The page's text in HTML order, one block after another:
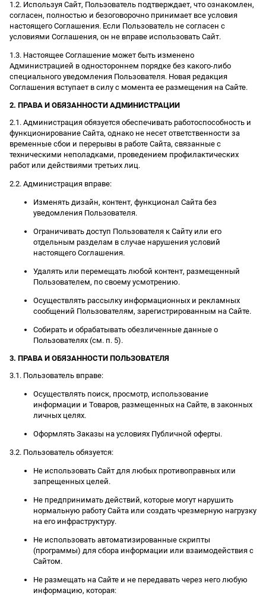
1.2. Используя Сайт, Пользователь подтверждает, что ознакомлен,
согласен, полностью и безоговорочно принимает все условия
настоящего Соглашения. Если Пользователь не согласен с
условиями Соглашения, он не вправе использовать Сайт.
1.3. Настоящее Соглашение может быть изменено
Администрацией в одностороннем порядке без какого-либо
специального уведомления Пользователя. Новая редакция
Соглашения вступает в силу с момента ее размещения на Сайте.
2. ПРАВА И ОБЯЗАННОСТИ АДМИНИСТРАЦИИ
2.1. Администрация обязуется обеспечивать работоспособность и
функционирование Сайта, однако не несет ответственности за
временные сбои и перерывы в работе Сайта, связанные с
техническими неполадками, проведением профилактических
работ или действиями третьих лиц.
2.2. Администрация вправе:
Изменять дизайн, контент, функционал Сайта без
уведомления Пользователя.
Ограничивать доступ Пользователя к Сайту или его
отдельным разделам в случае нарушения условий
настоящего Соглашения.
Удалять или перемещать любой контент, размещенный
Пользователем, по своему усмотрению.
Осуществлять рассылку информационных и рекламных
сообщений Пользователям, зарегистрированным на Сайте.
Собирать и обрабатывать обезличенные данные о
Пользователях (см. п. 5).
3. ПРАВА И ОБЯЗАННОСТИ ПОЛЬЗОВАТЕЛЯ
3.1. Пользователь вправе:
Осуществлять поиск, просмотр, использование
информации и Товаров, размещенных на Сайте, в законных
личных целях.
Оформлять Заказы на условиях Публичной оферты.
3.2. Пользователь обязуется:
Не использовать Сайт для любых противоправных или
запрещенных целей.
Не предпринимать действий, которые могут нарушить
нормальную работу Сайта или создать чрезмерную нагрузку
на его инфраструктуру.
Не использовать автоматизированные скрипты
(программы) для сбора информации или взаимодействия с
Сайтом.
Не размещать на Сайте и не передавать через него любую
информацию, которая: